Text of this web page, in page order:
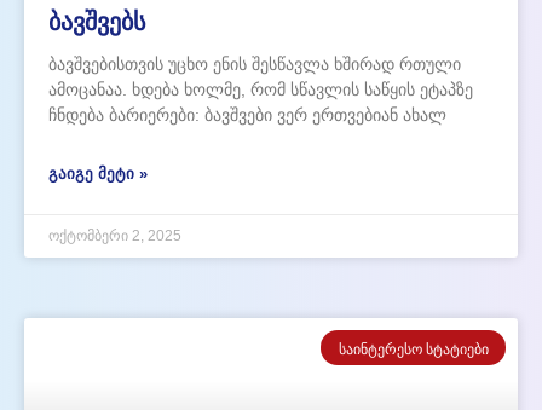
ბავშვებს
ბავშვებისთვის უცხო ენის შესწავლა ხშირად რთული
ამოცანაა. ხდება ხოლმე, რომ სწავლის საწყის ეტაპზე
ჩნდება ბარიერები: ბავშვები ვერ ერთვებიან ახალ
ეშინიათ შეცდომის; უჭირთ კონცენტრაცია და სწრაფად
SpeakUp-ის საბავშვო
ᲒᲐᲘᲒᲔ ᲛᲔᲢᲘ »
ოქტომბერი 2, 2025
ᲡᲐᲘᲜᲢᲔᲠᲔᲡᲝ ᲡᲢᲐᲢᲘᲔᲑᲘ